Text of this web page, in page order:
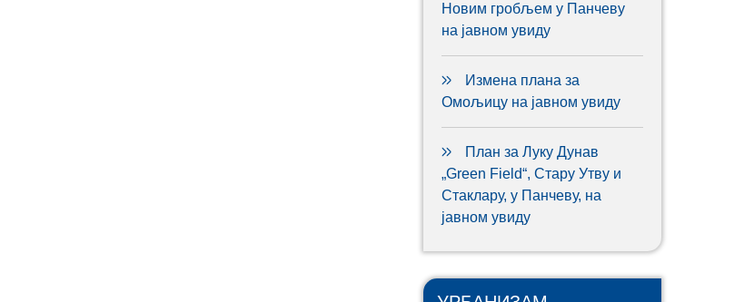
Новим гробљем у Панчеву
на јавном увиду
Измена плана за
Омољицу на јавном увиду
План за Луку Дунав
„Green Field“, Стару Утву и
Стаклару, у Панчеву, на
јавном увиду